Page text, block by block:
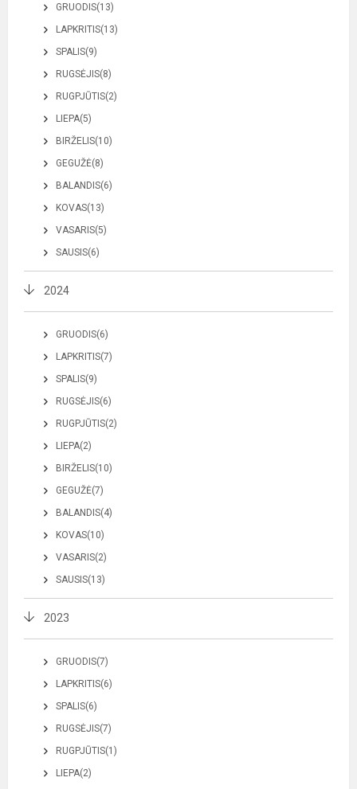
GRUODIS(13)
LAPKRITIS(13)
SPALIS(9)
RUGSĖJIS(8)
RUGPJŪTIS(2)
LIEPA(5)
BIRŽELIS(10)
GEGUŽĖ(8)
BALANDIS(6)
KOVAS(13)
VASARIS(5)
SAUSIS(6)
2024
GRUODIS(6)
LAPKRITIS(7)
SPALIS(9)
RUGSĖJIS(6)
RUGPJŪTIS(2)
LIEPA(2)
BIRŽELIS(10)
GEGUŽĖ(7)
BALANDIS(4)
KOVAS(10)
VASARIS(2)
SAUSIS(13)
2023
GRUODIS(7)
LAPKRITIS(6)
SPALIS(6)
RUGSĖJIS(7)
RUGPJŪTIS(1)
LIEPA(2)